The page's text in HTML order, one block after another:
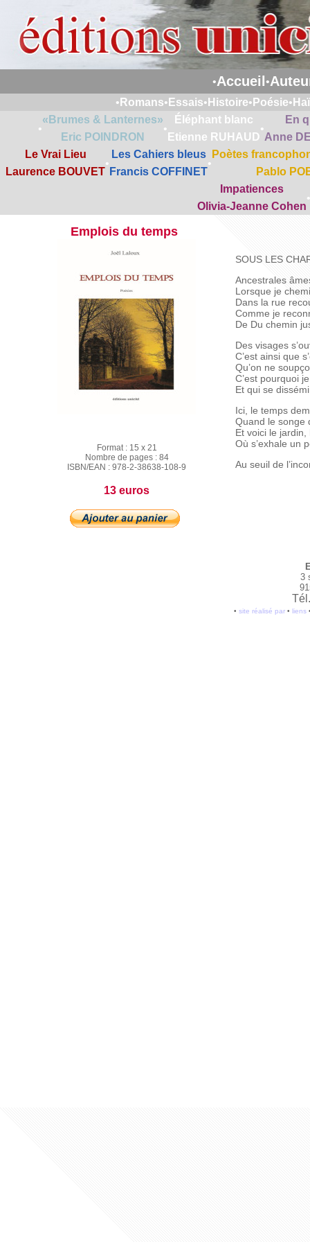
•Accueil •
• Romans• Essais• Histoire• Poésie•
•
«Brumes & Lanternes»
Eric POINDRON
•
Éléphant blanc
Etienne RUHAUD
•
En
Anne
Le Vrai Lieu
Laurence BOUVET
•
Les Cahiers bleus
Francis COFFINET
•
Poètes
Pablo
Impatiences
Olivia-Jeanne Cohen
•
Emplois du temps
Format : 15 x 21
Nombre de pages : 84
ISBN/EAN : 978-2-38638-108-9
13 euros
SOUS LES
Ancestrales
Lorsque je
Dans la rue
Comme je
De Du chemin
Des visages
C’est ainsi que
Qu’on ne
C’est pourquoi
Et qui se
Ici, le temps
Quand le songe
Et voici le jardin,
Où s’exhale un
Au seuil de
3
• site réalisé par• liens